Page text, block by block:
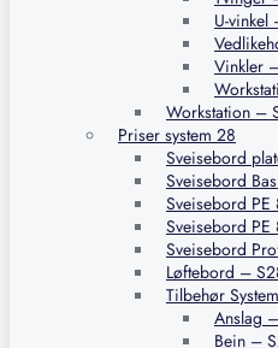
U-vinkel
Vinkler
Workstation –
Priser system 28
Sveisebord
Sveisebord
Sveisebord
Sveisebord
Sveisebord
Løftebord –
Tilbehør
Anslag
Bein –